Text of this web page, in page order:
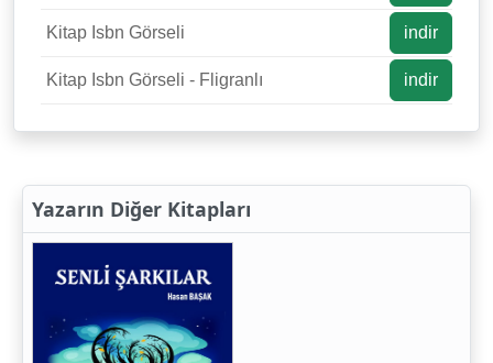
Kitap Isbn Görseli indir
Kitap Isbn Görseli - Fligranlı indir
Yazarın Diğer Kitapları